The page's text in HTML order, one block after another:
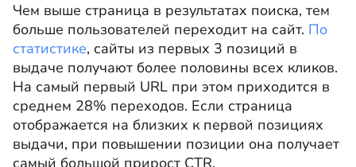
Чем выше страница в результатах поиска, тем
больше пользователей переходит на сайт. По
статистике, сайты из первых 3 позиций в
выдаче получают более половины всех кликов.
На самый первый URL при этом приходится в
среднем 28% переходов. Если страница
отображается на близких к первой позициях
выдачи, при повышении позиции она получает